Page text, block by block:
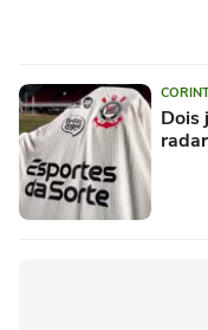
Dois